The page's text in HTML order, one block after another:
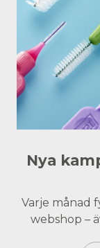
Nya
Varje månad
webshop –